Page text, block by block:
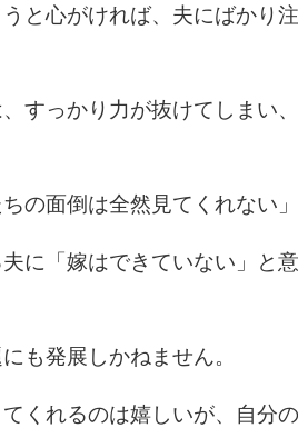
と心がければ、夫にばかり
すっかり力が抜けてしまい
の面倒は全然見てくれない」
に「嫁はできていない」と
も発展しかねません。
くれるのは嬉しいが、自分